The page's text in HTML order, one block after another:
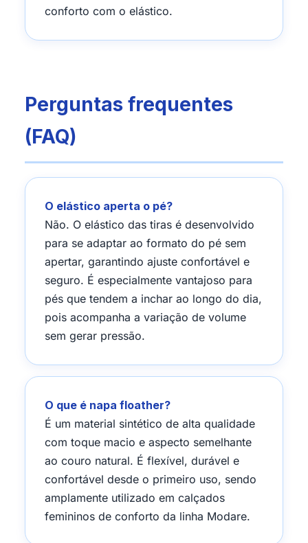
conforto com o elástico.
Perguntas frequentes
(FAQ)
O elástico aperta o pé?
Não. O elástico das tiras é desenvolvido
para se adaptar ao formato do pé sem
apertar, garantindo ajuste confortável e
seguro. É especialmente vantajoso para
pés que tendem a inchar ao longo do dia,
pois acompanha a variação de volume
sem gerar pressão.
O que é napa floather?
É um material sintético de alta qualidade
com toque macio e aspecto semelhante
ao couro natural. É flexível, durável e
confortável desde o primeiro uso, sendo
amplamente utilizado em calçados
femininos de conforto da linha Modare.